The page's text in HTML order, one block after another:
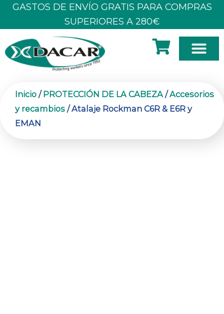
GASTOS DE ENVÍO GRATIS PARA COMPRAS
SUPERIORES A 280€
Inicio /PROTECCIÓN DE LA CABEZA /Accesorios
y recambios / Atalaje Rockman C6R & E6R y
EMAN